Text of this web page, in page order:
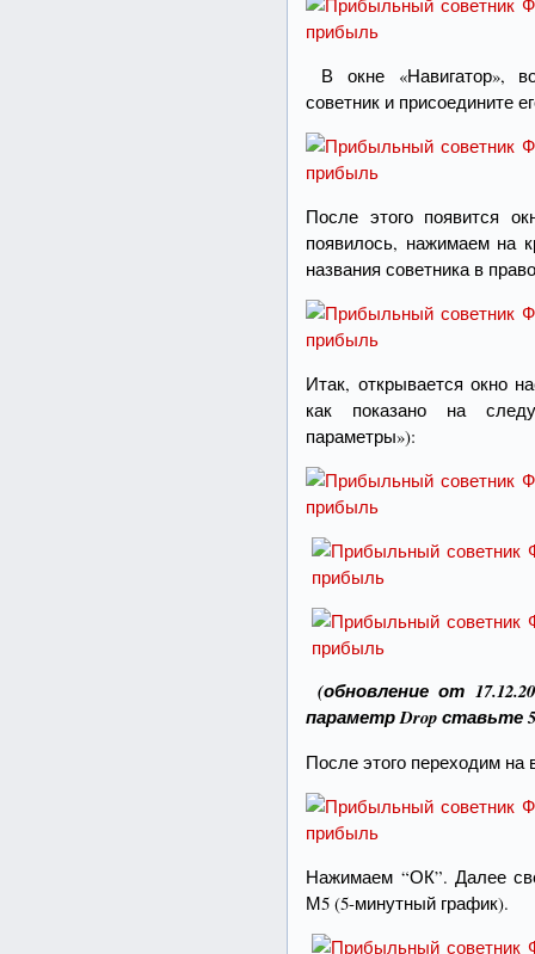
В окне «Навигатор»,
советник и присоедините
После этого появится
появилось, нажимаем на
названия советника в
Итак, открывается окно
как показано на
параметры»):
(обновление от
параметр Drop ставьте
После этого переходим
Нажимаем “ОК”. Далее
М5 (5-минутный график).